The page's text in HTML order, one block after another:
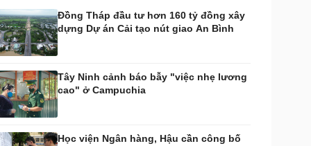
nghiệp
Tiêu dùng
Tỷ giá
nghệ
điệu
nghiệm
Sức khỏe
Sản phụ khoa
Đồng Tháp đầu tư hơn 160 tỷ đồng xây
dựng Dự án Cải tạo nút giao An Bình
Tây Ninh cảnh báo bẫy "việc nhẹ lương
cao" ở Campuchia
Học viện Ngân hàng, Hậu cần công bố